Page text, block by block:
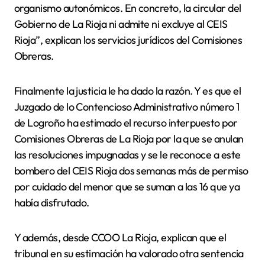
organismo autonómicos. En concreto, la circular del
Gobierno de La Rioja ni admite ni excluye al CEIS
Rioja”, explican los servicios jurídicos del Comisiones
Obreras.
Finalmente la justicia le ha dado la razón. Y es que el
Juzgado de lo Contencioso Administrativo número 1
de Logroño ha estimado el recurso interpuesto por
Comisiones Obreras de La Rioja por la que se anulan
las resoluciones impugnadas y se le reconoce a este
bombero del CEIS Rioja dos semanas más de permiso
por cuidado del menor que se suman a las 16 que ya
había disfrutado.
Y además, desde CCOO La Rioja, explican que el
tribunal en su estimación ha valorado otra sentencia